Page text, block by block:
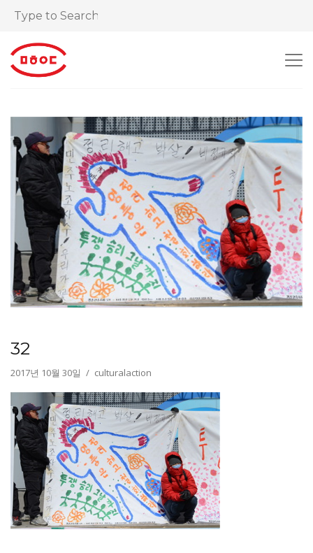
32
2017년 10월 30일 culturalaction